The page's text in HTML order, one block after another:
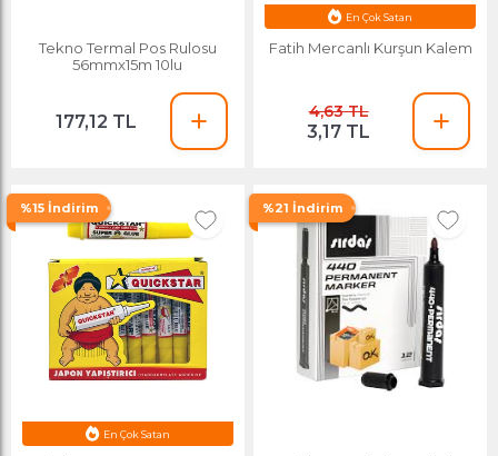
Tekno Termal Pos Rulosu
56mmx15m 10lu
177,12 TL
Avantajlı Fiyat
Fatih Mercanlı Kurşun Kalem
4,63 TL
3,17 TL
%15 İndirim
Avantajlı Fiyat
%21 İndirim